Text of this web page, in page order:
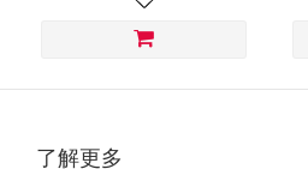
了解更多